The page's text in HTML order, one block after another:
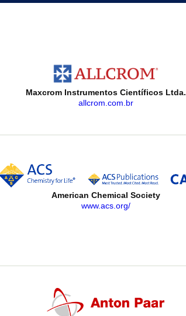
Maxcrom Instrumentos Científicos Ltda.
allcrom.com.br
American Chemical Society
www.acs.org/